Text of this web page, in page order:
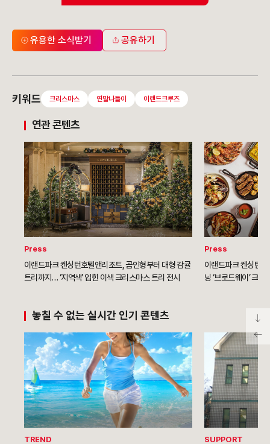
유용한 소식받기 공유하기
키워드 크리스마스 연말나들이 이랜드크루즈
연관 콘텐츠
Press
이랜드파크 켄싱턴호텔앤리조트, 곰인형부터 대형 감귤
트리까지… ‘지역색’ 입힌 이색 크리스마스 트리 전시
Press
이랜드파크 켄싱턴
닝 ‘브로드웨이’ 크
놓칠 수 없는 실시간 인기 콘텐츠
TREND SUPPORT